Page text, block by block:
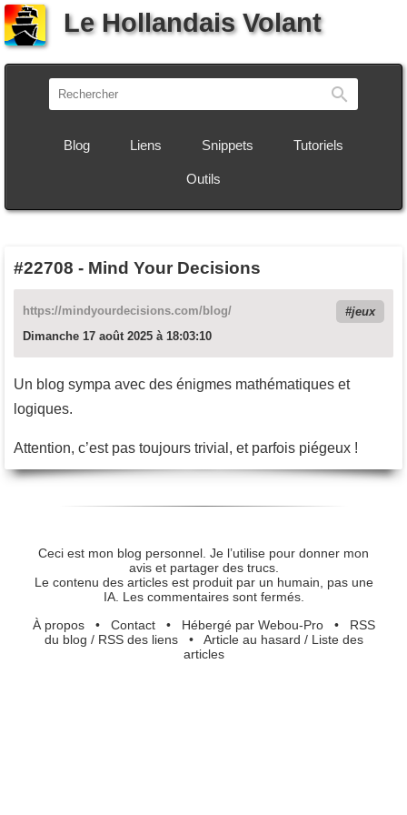
Le Hollandais Volant
Blog Liens Snippets Tutoriels
Outils
#22708 - Mind Your Decisions
https://mindyourdecisions.com/blog/
jeux
Dimanche 17 août 2025 à 18:03:10
Un blog sympa avec des énigmes mathématiques et
logiques.
Attention, c’est pas toujours trivial, et parfois piégeux !
Ceci est mon blog personnel. Je l’utilise pour donner mon
avis et partager des trucs.
Le contenu des articles est produit par un humain, pas une
IA. Les commentaires sont fermés.
À propos• Contact• Hébergé par Webou-Pro• RSS
du blog / RSS des liens• Article au hasard / Liste des
articles